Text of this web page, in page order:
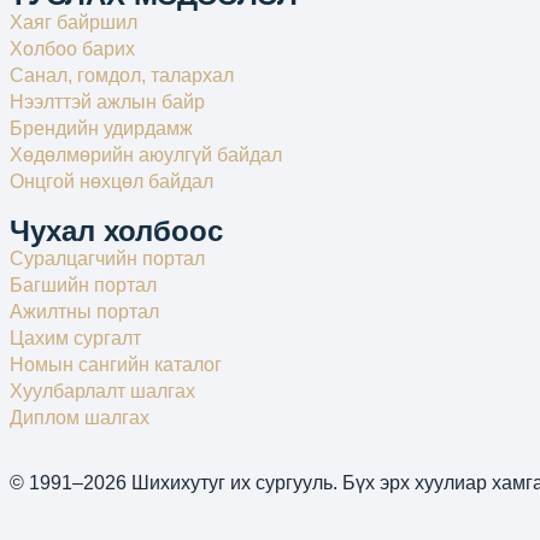
Хаяг байршил
Холбоо барих
Санал, гомдол, талархал
Нээлттэй ажлын байр
Брендийн удирдамж
Хөдөлмөрийн аюулгүй байдал
Онцгой нөхцөл байдал
Чухал холбоос
Суралцагчийн портал
Багшийн портал
Ажилтны портал
Цахим сургалт
Номын сангийн каталог
Хуулбарлалт шалгах
Диплом шалгах
© 1991–2026 Шихихутуг их сургууль. Бүх эрх хуулиар